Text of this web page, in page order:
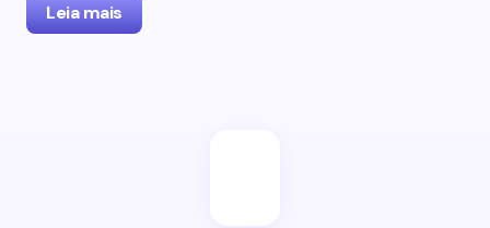
Leia mais